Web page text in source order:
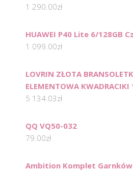
1 290.00zł
HUAWEI P40 Lite 6/128GB
1 099.00zł
LOVRIN ZŁOTA
ELEMENTOWA KWADRACIKI
5 134.03zł
QQ VQ50-032
79.00zł
Ambition Komplet